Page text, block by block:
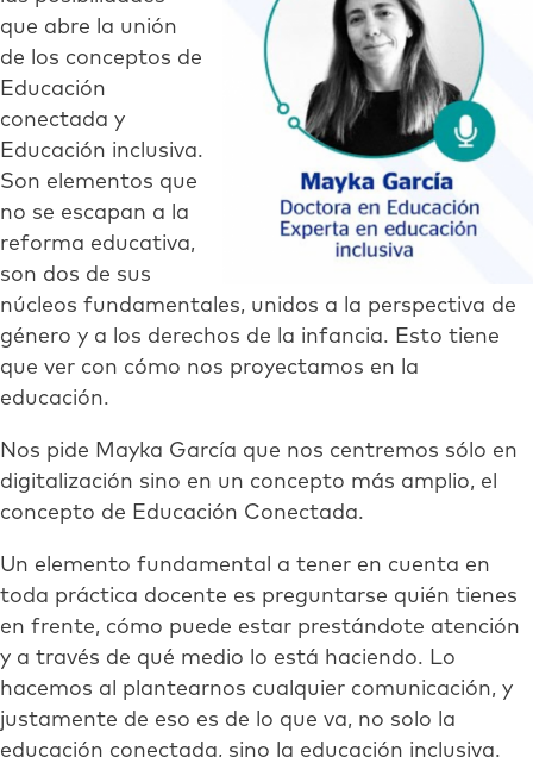
que abre la unión
de los conceptos de
Educación
conectada y
Educación inclusiva.
Son elementos que
no se escapan a la
reforma educativa,
son dos de sus
núcleos fundamentales, unidos a la perspectiva de
género y a los derechos de la infancia. Esto tiene
que ver con cómo nos proyectamos en la
educación.
Nos pide Mayka García que nos centremos sólo en
digitalización sino en un concepto más amplio, el
concepto de Educación Conectada.
Un elemento fundamental a tener en cuenta en
toda práctica docente es preguntarse quién tienes
en frente, cómo puede estar prestándote atención
y a través de qué medio lo está haciendo. Lo
hacemos al plantearnos cualquier comunicación, y
justamente de eso es de lo que va, no solo la
educación conectada, sino la educación inclusiva.